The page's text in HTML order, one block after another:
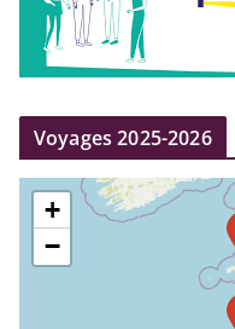
Voyages 2025-2026